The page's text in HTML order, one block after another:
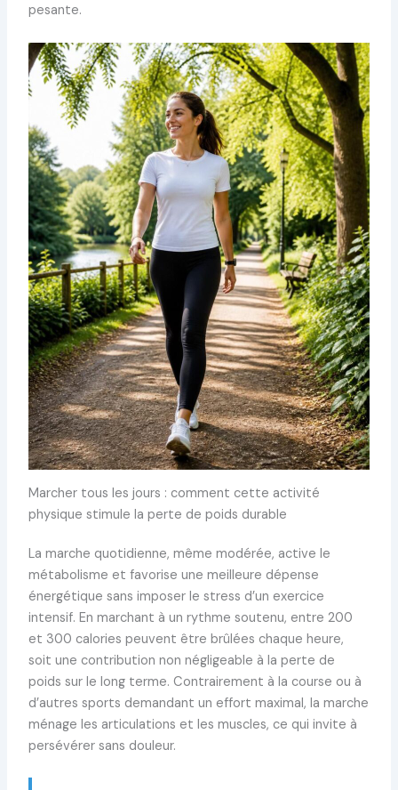
pesante.
Marcher tous les jours : comment cette activité
physique stimule la perte de poids durable
La marche quotidienne, même modérée, active le
métabolisme et favorise une meilleure dépense
énergétique sans imposer le stress d’un exercice
intensif. En marchant à un rythme soutenu, entre 200
et 300 calories peuvent être brûlées chaque heure,
soit une contribution non négligeable à la perte de
poids sur le long terme. Contrairement à la course ou à
d’autres sports demandant un effort maximal, la marche
ménage les articulations et les muscles, ce qui invite à
persévérer sans douleur.